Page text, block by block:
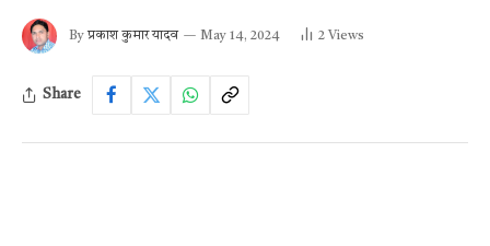
By प्रकाश कुमार यादव May 14, 2024 2 Views
Share